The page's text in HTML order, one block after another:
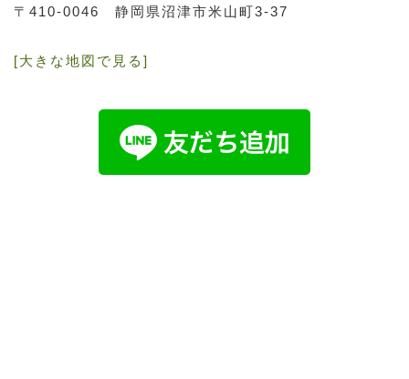
〒410-0046 静岡県沼津市米山町3-37
[大きな地図で見る]